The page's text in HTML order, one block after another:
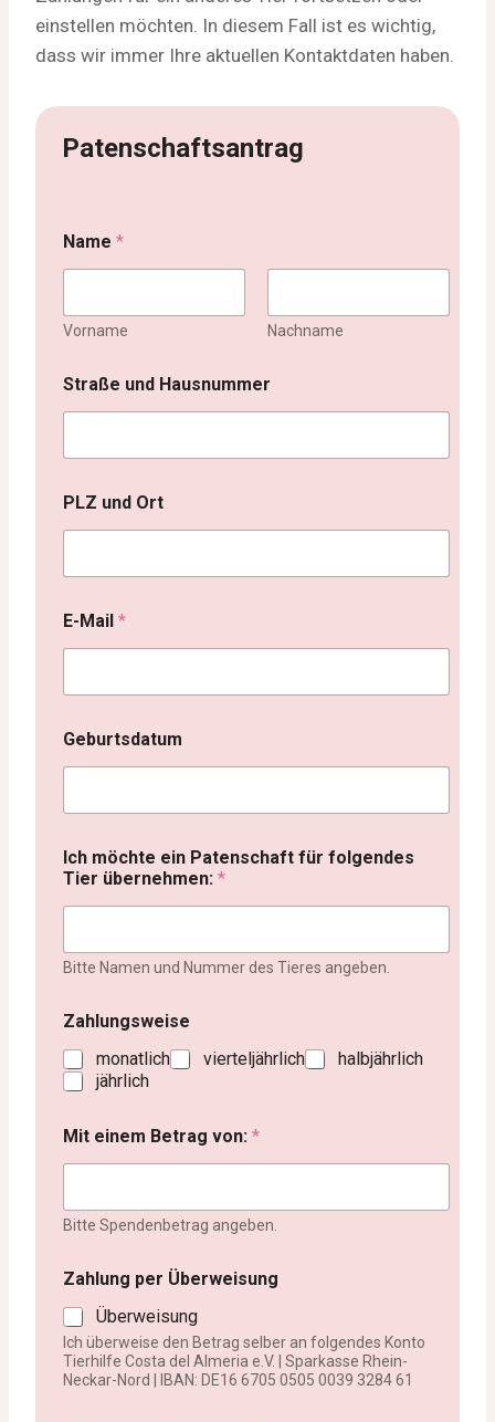
einstellen möchten. In diesem Fall ist es wichtig,
dass wir immer Ihre aktuellen Kontaktdaten haben.
Patenschaftsantrag
Name *
Vorname Nachname
Straße und Hausnummer
PLZ und Ort
E-Mail *
Geburtsdatum
Ich möchte ein Patenschaft für folgendes
Tier übernehmen: *
Bitte Namen und Nummer des Tieres angeben.
Zahlungsweise
monatlich
vierteljährlich
halbjährlich
jährlich
Mit einem Betrag von: *
Bitte Spendenbetrag angeben.
Zahlung per Überweisung
Überweisung
Ich überweise den Betrag selber an folgendes Konto
Tierhilfe Costa del Almeria e.V. | Sparkasse Rhein-
Neckar-Nord | IBAN: DE16 6705 0505 0039 3284 61